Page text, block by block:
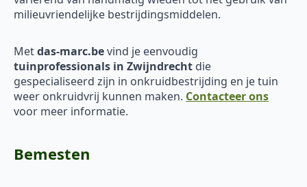
milieuvriendelijke bestrijdingsmiddelen.
Metdas-marc.bevind je eenvoudig
tuinprofessionals in Zwijndrecht die
gespecialiseerd zijn in onkruidbestrijding en je tuin
weer onkruidvrij kunnen maken. Contacteer ons
voor meer informatie.
Bemesten